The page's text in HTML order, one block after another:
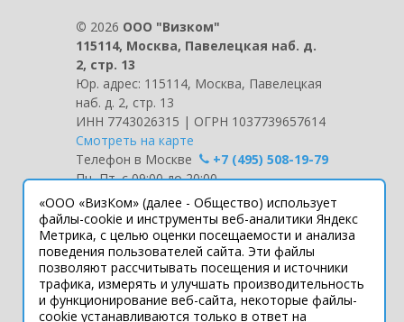
© 2026 ООО "Визком"
115114, Москва, Павелецкая наб. д.
2, стр. 13
Юр. адрес: 115114, Москва, Павелецкая
наб. д. 2, стр. 13
ИНН 7743026315 | ОГРН 1037739657614
Смотреть на карте
Телефон в Москве
+7 (495) 508-19-79
Пн.-Пт. с 09:00 до 20:00
Интернет-сайт носит информационный
характер и ни при каких условиях не
является публичной офертой, которая
определяется положениями статьи 437
Гражданского кодекса РФ.
Технические параметры (спецификация)
«ООО «ВизКом» (далее - Общество) использует
файлы-cookie и инструменты веб-аналитики Яндекс
Метрика, с целью оценки посещаемости и анализа
поведения пользователей сайта. Эти файлы
позволяют рассчитывать посещения и источники
трафика, измерять и улучшать производительность
и функционирование веб-сайта, некоторые файлы-
cookie устанавливаются только в ответ на